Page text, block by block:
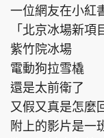
一位網友在小紅
「北京冰場新項
紫竹院冰場
電動狗拉雪橇
還是太前衛了
又假又真是怎麼
附上的影片是一